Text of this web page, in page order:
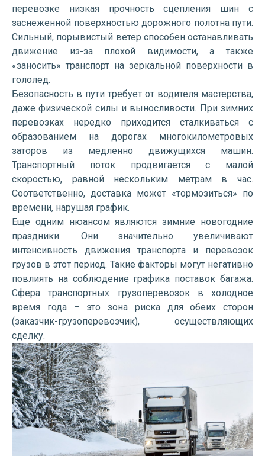
перевозке низкая прочность сцепления шин с
заснеженной поверхностью дорожного полотна пути.
Сильный, порывистый ветер способен останавливать
движение из-за плохой видимости, а также
«заносить» транспорт на зеркальной поверхности в
гололед.
Безопасность в пути требует от водителя мастерства,
даже физической силы и выносливости. При зимних
перевозках нередко приходится сталкиваться с
образованием на дорогах многокилометровых
заторов из медленно движущихся машин.
Транспортный поток продвигается с малой
скоростью, равной нескольким метрам в час.
Соответственно, доставка может «тормозиться» по
времени, нарушая график.
Еще одним нюансом являются зимние новогодние
праздники. Они значительно увеличивают
интенсивность движения транспорта и перевозок
грузов в этот период. Такие факторы могут негативно
повлиять на соблюдение графика поставок багажа.
Сфера транспортных грузоперевозок в холодное
время года – это зона риска для обеих сторон
(заказчик-грузоперевозчик), осуществляющих
сделку.